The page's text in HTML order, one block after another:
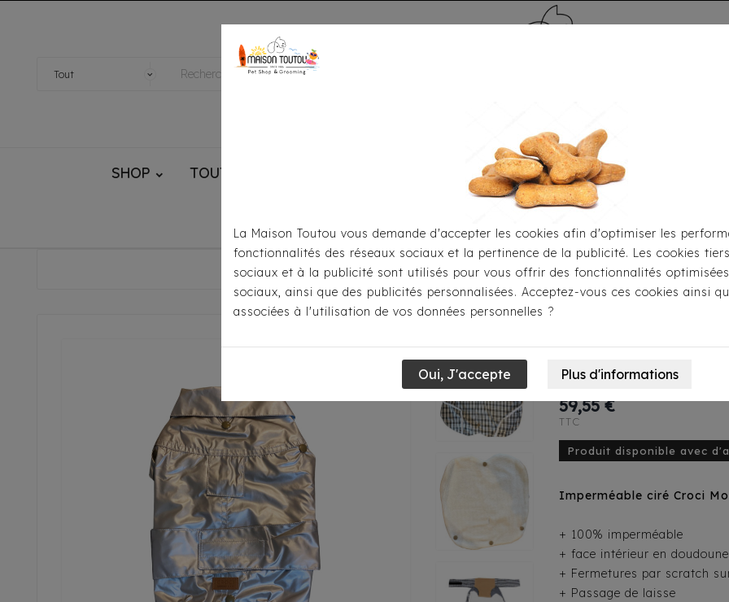
SHOP TOUTOU® HANDMADE MÉDAILLE - PET ID TAG TOILETTAGE
Accueil Pour S'habiller Imperméables Imperméable Croci
Imperméable
Perla Gold
59,55 €
TTC
Produit disponible avec
Imperméable ciré Croci
+ 100% imperméable
+ face intérieur en
+ Fermetures par scratch
+ Passage de laisse
La Maison Toutou vous demande d'accepter les cookies afin d'optimiser les
fonctionnalités des réseaux sociaux et la pertinence de la publicité. Les cookies
sociaux et à la publicité sont utilisés pour vous offrir des fonctionnalités
sociaux, ainsi que des publicités personnalisées. Acceptez-vous ces cookies ainsi
associées à l'utilisation de vos données personnelles ?